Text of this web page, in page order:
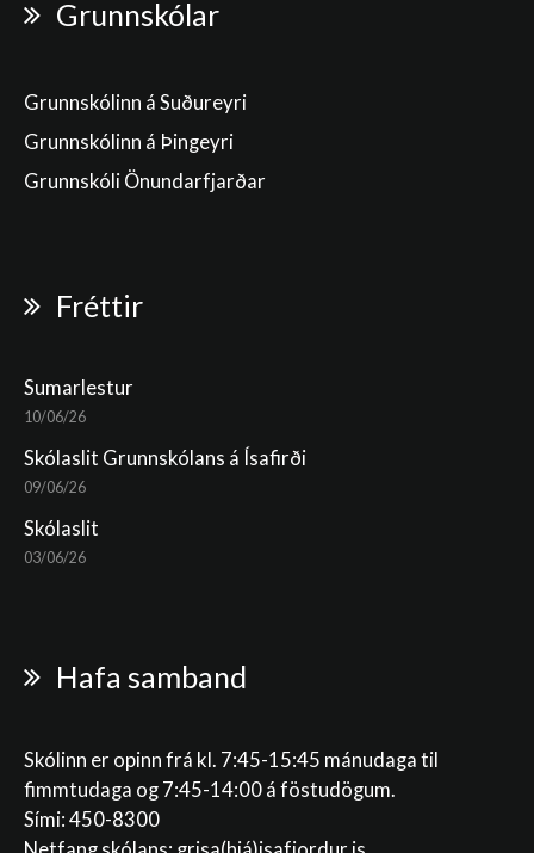
Grunnskólar
Grunnskólinn á Suðureyri
Grunnskólinn á Þingeyri
Grunnskóli Önundarfjarðar
Fréttir
Sumarlestur
10/06/26
Skólaslit Grunnskólans á Ísafirði
09/06/26
Skólaslit
03/06/26
Hafa samband
Skólinn er opinn frá kl. 7:45-15:45 mánudaga til
fimmtudaga og 7:45-14:00 á föstudögum.
Sími: 450-8300